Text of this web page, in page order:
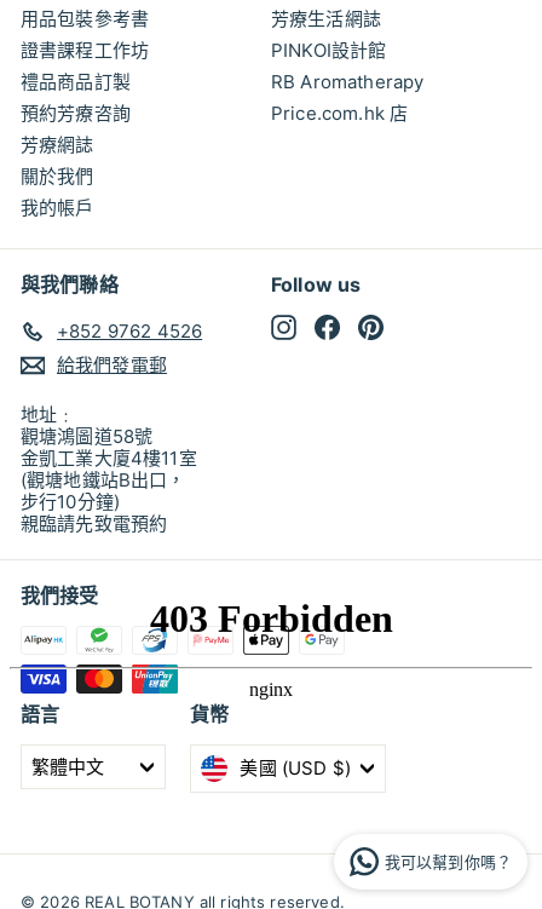
用品包裝參考書
證書課程工作坊
禮品商品訂製
預約芳療咨詢
芳療網誌
關於我們
我的帳戶
芳療生活網誌
PINKOI設計館
RB Aromatherapy
Price.com.hk 店
與我們聯絡
+852 9762 4526
給我們發電郵
地址﹕
觀塘鴻圖道58號
金凱工業大廈4樓11室
(觀塘地鐵站B出口，
步行10分鐘)
親臨請先致電預約
Follow us
InstagramFacebook
我們接受
語言
繁體中文
貨幣
美國 (USD $)
© 2026 REAL BOTANY all rights reserved.
我可以幫到你嗎？